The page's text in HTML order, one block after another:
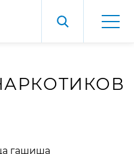
гашиша